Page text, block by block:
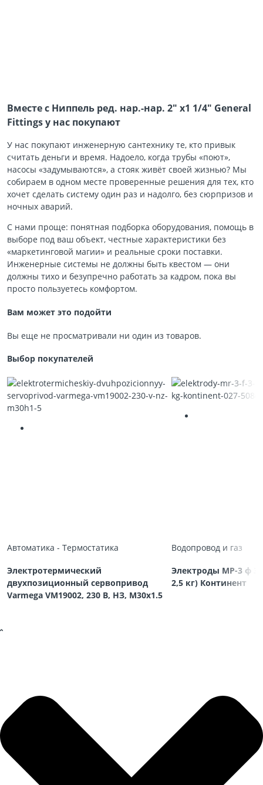
Вместе с Ниппель ред. нар.-нар. 2″ х1 1/4″ General
Fittings у нас покупают
У нас покупают инженерную сантехнику те, кто привык
считать деньги и время. Надоело, когда трубы «поют»,
насосы «задумываются», а стояк живёт своей жизнью? Мы
собираем в одном месте проверенные решения для тех, кто
хочет сделать систему один раз и надолго, без сюрпризов и
ночных аварий.
С нами проще: понятная подборка оборудования, помощь в
выборе под ваш объект, честные характеристики без
«маркетинговой магии» и реальные сроки поставки.
Инженерные системы не должны быть квестом — они
должны тихо и безупречно работать за кадром, пока вы
просто пользуетесь комфортом.
Вам может это подойти
Вы еще не просматривали ни один из товаров.
Выбор покупателей
Автоматика - Термостатика
Электротермический
двухпозиционный сервопривод
Varmega VM19002, 230 В, НЗ, M30х1.5
Водопровод и газ
Электроды МР-3 ф
2,5 кг) Континент